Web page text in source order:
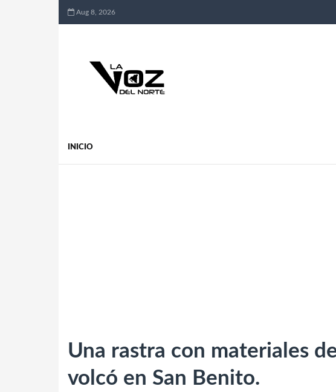
Aug 8, 2026
INICIO
Una rastra con materiales
volcó en San Benito.